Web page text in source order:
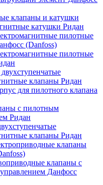
клапаны и катушки
катушки Ридан
пилотные
(Danfoss)
пилотные
клапаны Ридан
для пилотного клапана
с пилотным
Ридан
клапаны Ридан
клапаны
клапаны с
Данфосс